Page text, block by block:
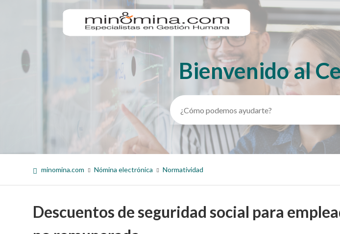
Búsqueda
Bienvenido al
minomina.com Nómina electrónica Normatividad
Descuentos de seguridad social para